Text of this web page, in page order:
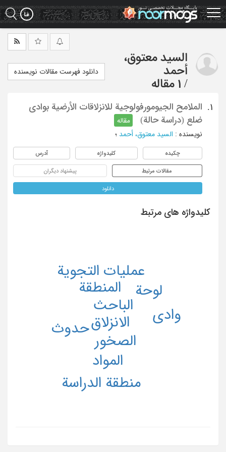
Skip
to
main
السید معتوق،
أحمد
/ 1 مقاله
دانلود فهرست مقالات نویسنده
1.
الملامح الجیومورفولوجیة للانزلاقات الأرضیة بوادی
ضلع (دراسة حالة)
مقاله
نویسنده : السید معتوق، أحمد ؛
چکیده کلیدواژه آدرس
مقالات مرتبط پیشنهاد دیگران
دانلود
کلیدواژه های مرتبط
الانزلاق
الباحث
الصخور
المنطقة
المواد
حدوث
عملیات التجویة
لوحة
منطقة الدراسة
وادی